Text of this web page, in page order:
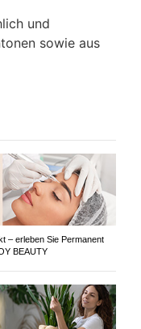
und
sowie aus
– erleben Sie Permanent
BEAUTY